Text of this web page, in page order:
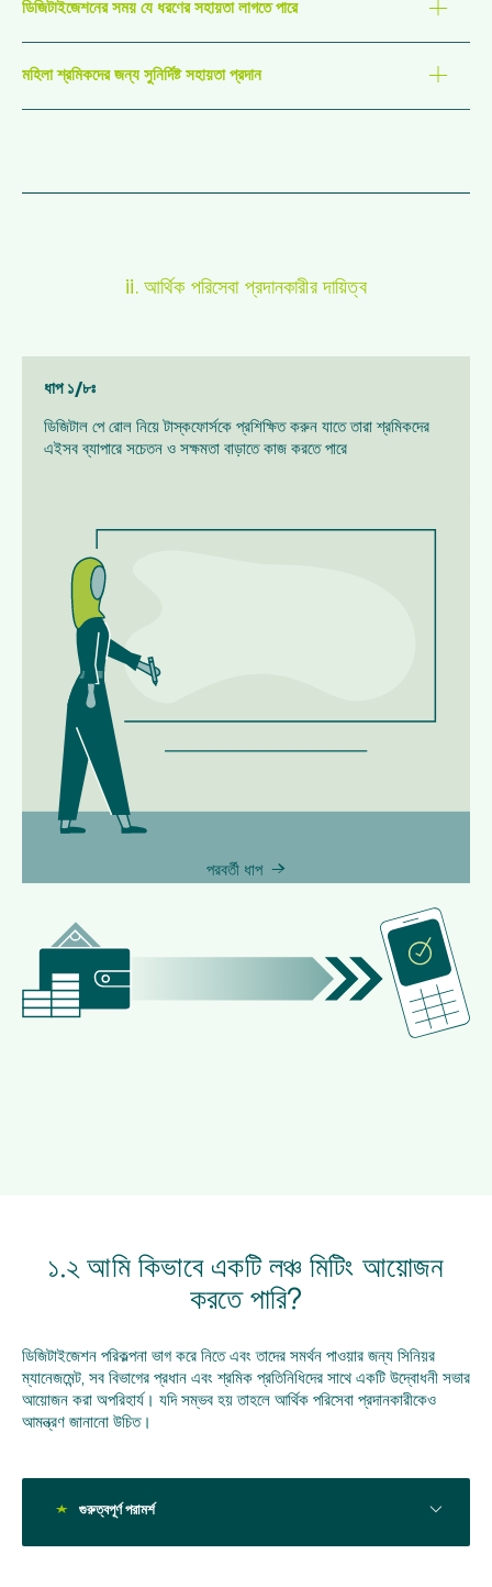
ডিজিটাইজেশনের সময় যে ধরণের সহায়তা লাগতে পারে
মহিলা শ্রমিকদের জন্য সুনির্দিষ্ট সহায়তা প্রদান
ii. আর্থিক পরিসেবা প্রদানকারীর দায়িত্ব
ধাপ ১/৮ঃ
ডিজিটাল পে রোল নিয়ে টাস্কফোর্সকে প্রশিক্ষিত করুন যাতে তারা শ্রমিকদের
এইসব ব্যাপারে সচেতন ও সক্ষমতা বাড়াতে কাজ করতে পারে
পরবর্তী ধাপ
১.২ আমি কিভাবে একটি লঞ্চ মিটিং আয়োজন
করতে পারি?
ডিজিটাইজেশন পরিকল্পনা ভাগ করে নিতে এবং তাদের সমর্থন পাওয়ার জন্য সিনিয়র
ম্যানেজমেন্ট, সব বিভাগের প্রধান এবং শ্রমিক প্রতিনিধিদের সাথে একটি উদ্বোধনী সভার
আয়োজন করা অপরিহার্য। যদি সম্ভব হয় তাহলে আর্থিক পরিসেবা প্রদানকারীকেও
আমন্ত্রণ জানানো উচিত।
গুরুত্বপূর্ণ পরামর্শ